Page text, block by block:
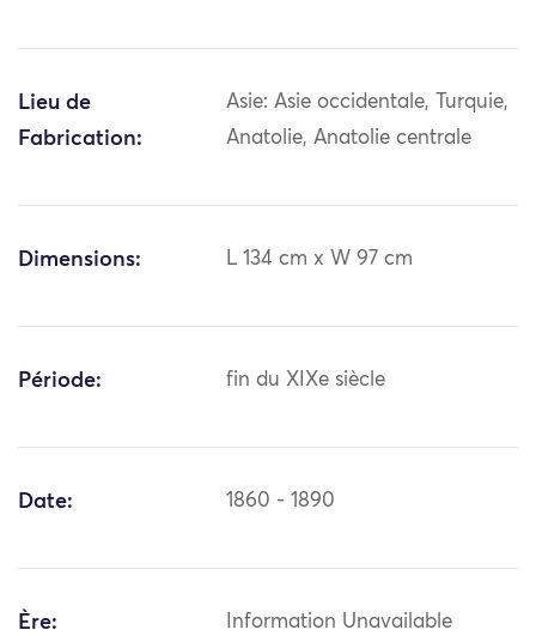
Lieu de
Fabrication:
Asie: Asie occidentale, Turquie,
Anatolie, Anatolie centrale
Dimensions: L 134 cm x W 97 cm
Période: fin du XIXe siècle
Date: 1860 - 1890
Ère: Information Unavailable